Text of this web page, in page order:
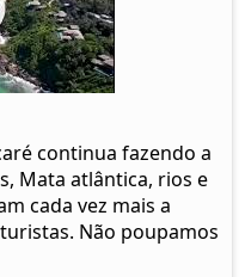
continua fazendo a
Mata atlântica, rios e
cada vez mais a
Não poupamos